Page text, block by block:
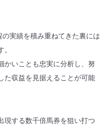
の実績を積み重ねてきた裏には
かいことも忠実に分析し、努
た収益を見据えることが可能
現する数千倍馬券を狙い打つ